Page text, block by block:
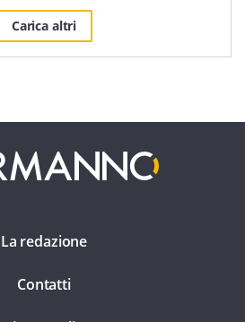
Carica altri
La redazione
Contatti